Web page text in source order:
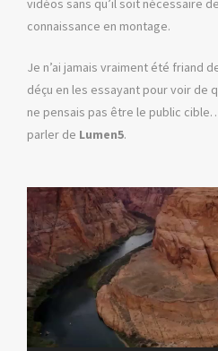
vidéos sans qu’il soit nécessaire
connaissance en montage.
Je n’ai jamais vraiment été friand
déçu en les essayant pour voir de
ne pensais pas être le public
parler de Lumen5.